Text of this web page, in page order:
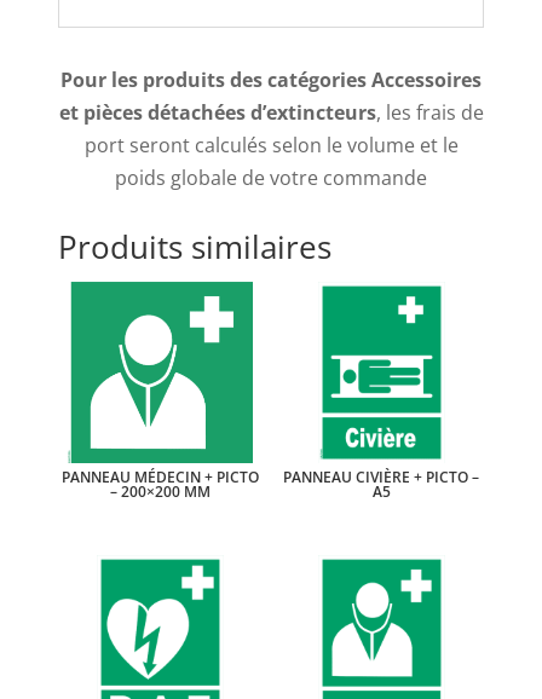
Pour les produits des catégories Accessoires
et pièces détachées d’extincteurs, les frais de
port seront calculés selon le volume et le
poids globale de votre commande
Produits similaires
PANNEAU MÉDECIN + PICTO
– 200×200 MM
PANNEAU CIVIÈRE + PICTO –
A5